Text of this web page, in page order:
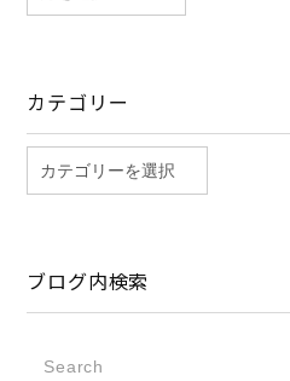
カテゴリー
ブログ内検索